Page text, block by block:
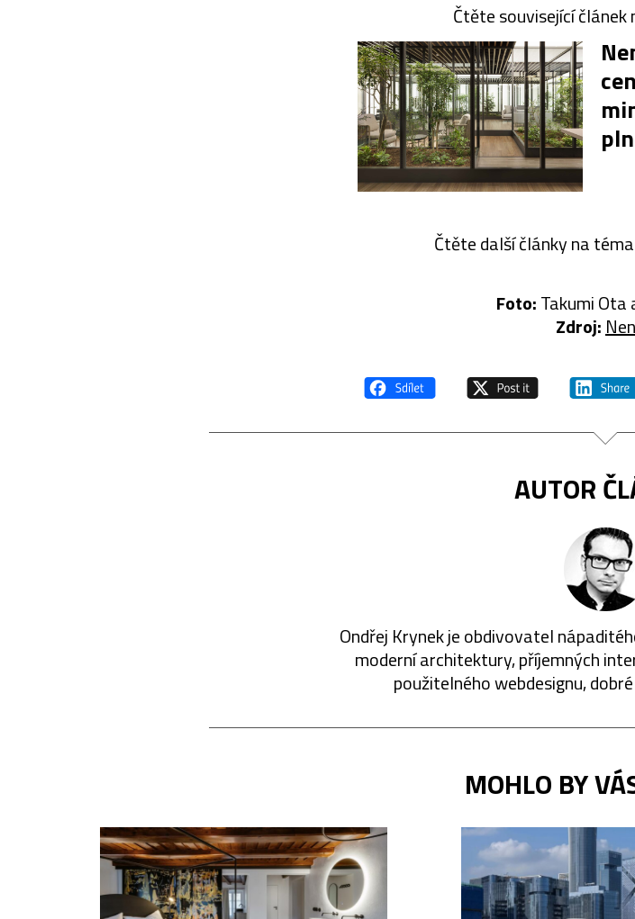
Čtěte související článek
Čtěte další články na téma
Foto:Takumi Ota
Zdroj:
AUTOR
Ondřej Krynek je obdivovatel
moderní architektury, příjemných
použitelného webdesignu,
MOHLO BY